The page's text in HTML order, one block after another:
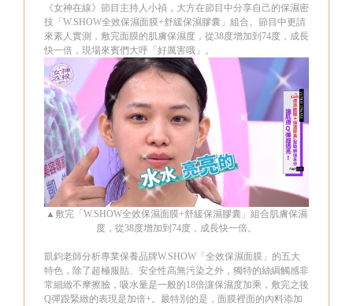
《女神在線》節目主持人小禎，大方在節目中分享自己的保濕密
技「 W.SHOW全效保濕面膜+舒緩保濕膠囊」組合。節目中更請
來素人實測，敷完面膜的肌膚保濕度，從38度增加到 74度，成長
快一倍，現場來賓們大呼「好厲害哦」。
▲ 敷完「W.SHOW全效保濕面膜+舒緩保濕膠囊」組合肌膚保濕
度，從38度增加到74度，成長快一倍。
凱鈞老師分析專業保養品牌W.SHOW 「全效保濕面膜」的五大
特色，除了超極服貼、安全性高無污染之外，獨特的絲綢觸感非
常細緻不摩擦臉，吸水量是一般的18倍讓保濕度加乘，敷完之後
Q彈跟緊緻的表現是加倍+ 。最特別的是，面膜裡面的內料添加